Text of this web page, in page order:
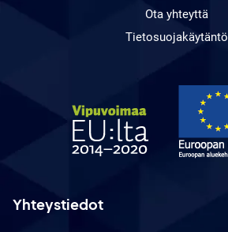
Ota yhteyttä
Tietosuojakäytäntö
Yhteystiedot